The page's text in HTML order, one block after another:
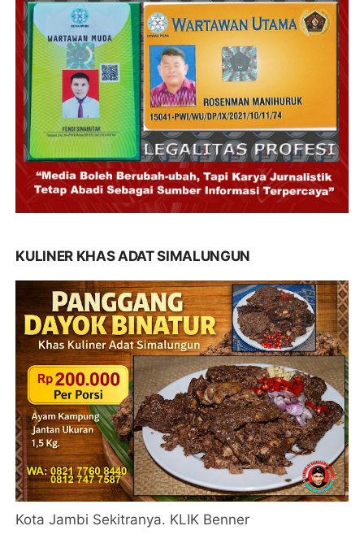
KULINER KHAS ADAT SIMALUNGUN
Kota Jambi Sekitranya. KLIK Benner